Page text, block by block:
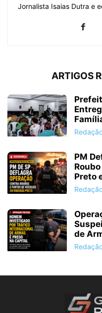
Jornalista Isaias Dutra e
ARTIGOS
PM
Preto
de